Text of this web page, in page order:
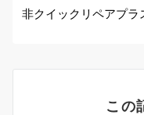
非クイックリペアプラ
この